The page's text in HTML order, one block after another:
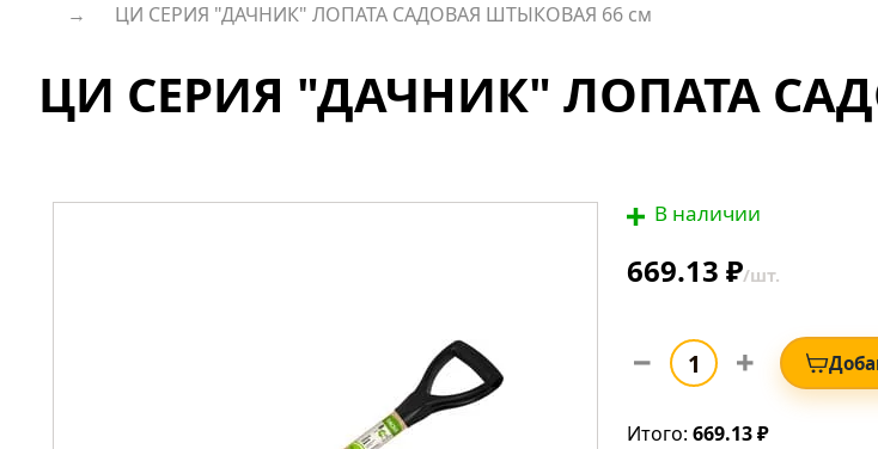
ЦИ СЕРИЯ "ДАЧНИК" ЛОПАТА САДОВАЯ ШТЫКОВАЯ 66 см
ЦИ СЕРИЯ "ДАЧНИК" ЛОПАТА
В наличии
669.13 ₽/шт.
Итого: 669.13 ₽